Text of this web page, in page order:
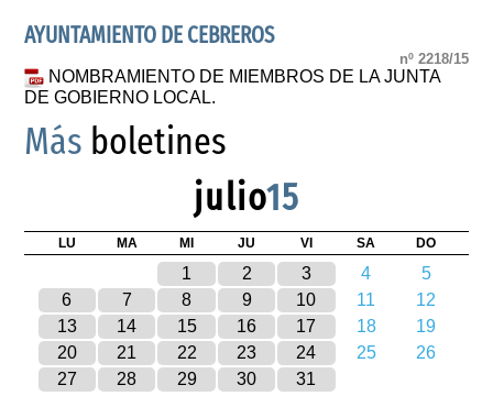
AYUNTAMIENTO DE CEBREROS
nº 2218/15
NOMBRAMIENTO DE MIEMBROS DE LA JUNTA
DE GOBIERNO LOCAL.
Más boletines
julio15
LU MA MI JU VI SA DO
1 2 3 4
5
6
7 8 9 10 11
12
13
14 15 16 17 18
19
20
21 22 23 24 25
26
27
28 29 30 31